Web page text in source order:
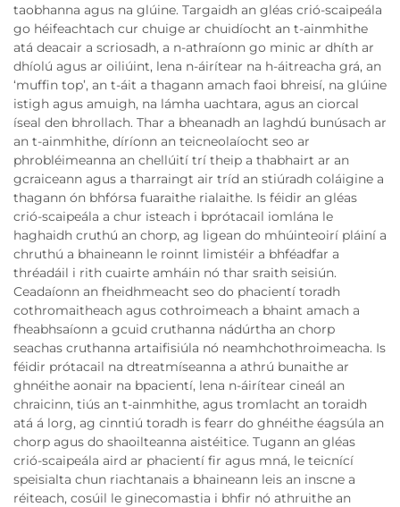
taobhanna agus na glúine. Targaidh an gléas crió-scaipeála
go héifeachtach cur chuige ar chuidíocht an t-ainmhithe
atá deacair a scriosadh, a n-athraíonn go minic ar dhíth ar
dhíolú agus ar oiliúint, lena n-áirítear na h-áitreacha grá, an
‘muffin top’, an t-áit a thagann amach faoi bhreisí, na glúine
istigh agus amuigh, na lámha uachtara, agus an ciorcal
íseal den bhrollach. Thar a bheanadh an laghdú bunúsach ar
an t-ainmhithe, díríonn an teicneolaíocht seo ar
phrobléimeanna an chellúití trí theip a thabhairt ar an
gcraiceann agus a tharraingt air tríd an stiúradh coláigine a
thagann ón bhfórsa fuaraithe rialaithe. Is féidir an gléas
crió-scaipeála a chur isteach i bprótacail iomlána le
haghaidh cruthú an chorp, ag ligean do mhúinteoirí pláiní a
chruthú a bhaineann le roinnt limistéir a bhféadfar a
thréadáil i rith cuairte amháin nó thar sraith seisiún.
Ceadaíonn an fheidhmeacht seo do phacientí toradh
cothromaitheach agus cothroimeach a bhaint amach a
fheabhsaíonn a gcuid cruthanna nádúrtha an chorp
seachas cruthanna artaifisiúla nó neamhchothroimeacha. Is
féidir prótacail na dtreatmíseanna a athrú bunaithe ar
ghnéithe aonair na bpacientí, lena n-áirítear cineál an
chraicinn, tiús an t-ainmhithe, agus tromlacht an toraidh
atá á lorg, ag cinntiú toradh is fearr do ghnéithe éagsúla an
chorp agus do shaoilteanna aistéitice. Tugann an gléas
crió-scaipeála aird ar phacientí fir agus mná, le teicnící
speisialta chun riachtanais a bhaineann leis an inscne a
réiteach, cosúil le ginecomastia i bhfir nó athruithe an